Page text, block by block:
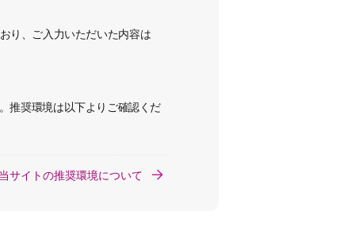
り、ご入力いただいた内容は
推奨環境は以下よりご確認くだ
サイトの推奨環境について